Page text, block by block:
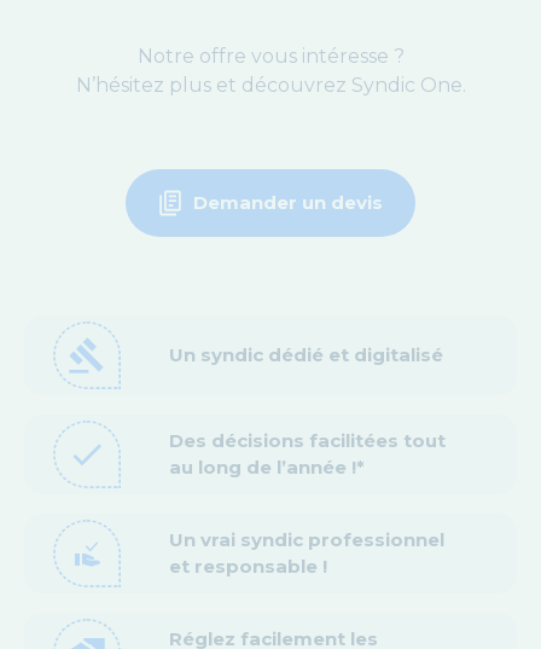
Notre offre vous intéresse ?
N’hésitez plus et découvrez Syndic One.
Demander un devis
gavel Un syndic dédié et digitalisé
check
Des décisions facilitées tout
au long de l’année !*
approval_delegation
Un vrai syndic professionnel
et responsable !
Réglez facilement les